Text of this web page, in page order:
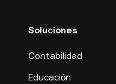
Soluciones
Contabilidad
Educación